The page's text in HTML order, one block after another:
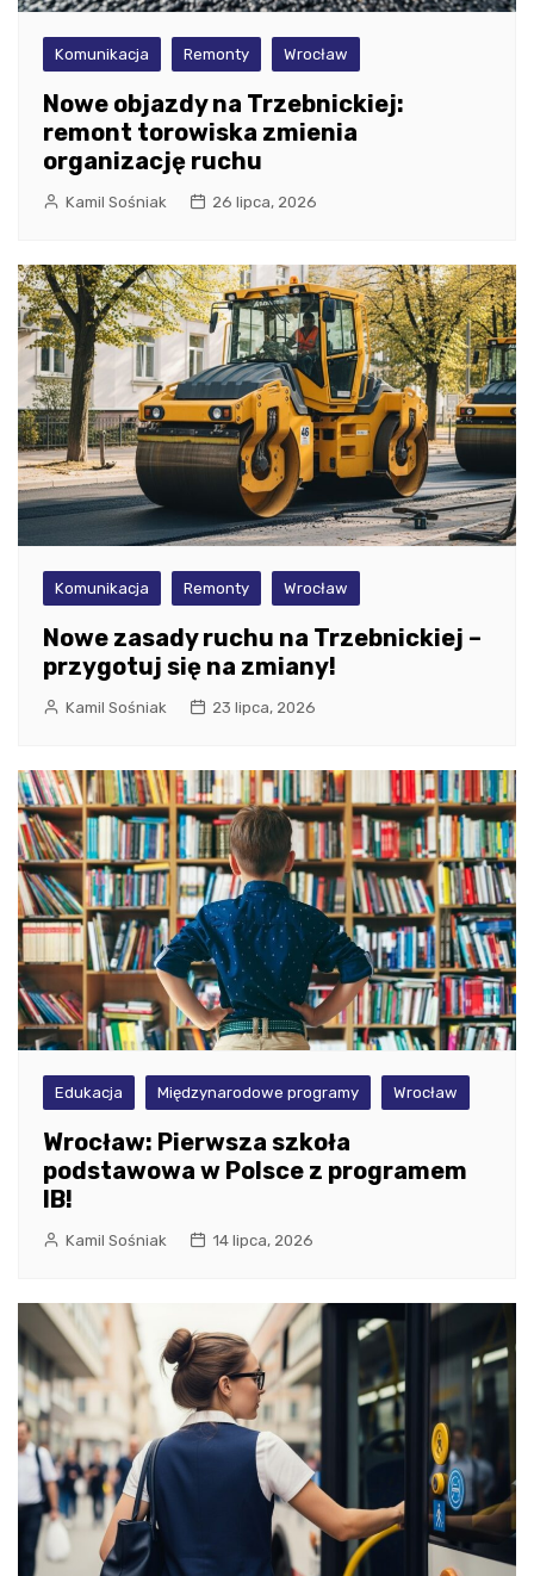
Komunikacja Remonty Wrocław
Nowe objazdy na Trzebnickiej:
remont torowiska zmienia
organizację ruchu
Kamil Sośniak 26 lipca, 2026
Komunikacja Remonty Wrocław
Nowe zasady ruchu na Trzebnickiej –
przygotuj się na zmiany!
Kamil Sośniak 23 lipca, 2026
Edukacja Międzynarodowe programy Wrocław
Wrocław: Pierwsza szkoła
podstawowa w Polsce z programem
IB!
Kamil Sośniak 14 lipca, 2026